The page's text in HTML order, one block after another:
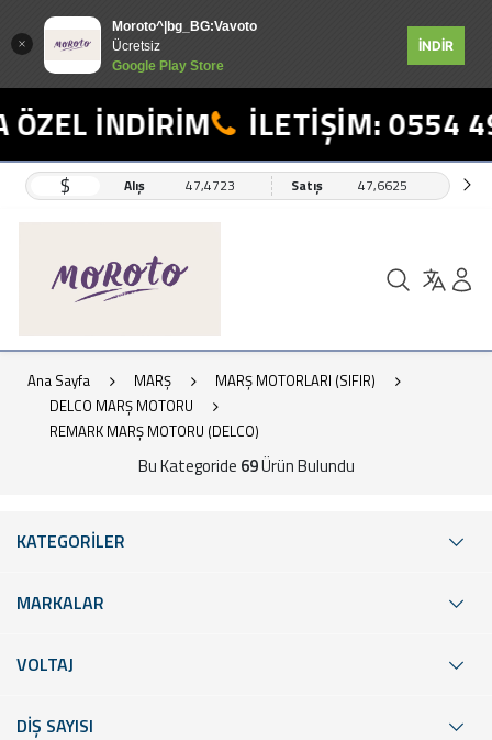
Moroto^|bg_BG:Vavoto
Ücretsiz
Google Play Store
İNDİR
İNDİRİM İLETİŞİM: 0554 498
$ Alış 47,4723 Satış 47,6625
Ana Sayfa MARŞ
MARŞ MOTORLARI (SIFIR)
DELCO MARŞ MOTORU
REMARK MARŞ MOTORU (DELCO)
Bu Kategoride 69Ürün Bulundu
KATEGORİLER
MARKALAR
VOLTAJ
DİŞ SAYISI